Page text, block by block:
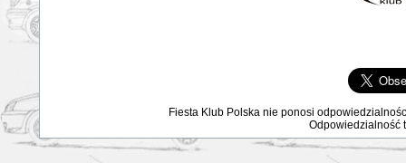
Fiesta Klub Polska nie ponosi
Odpowiedzialność